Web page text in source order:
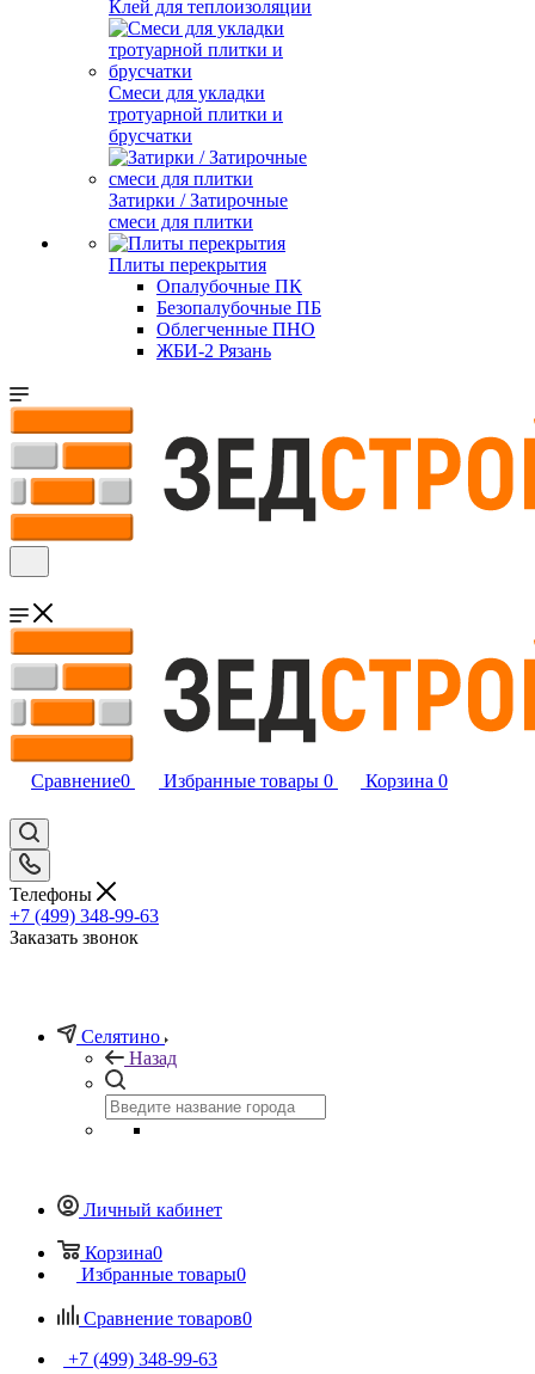
Клей для теплоизоляции
Смеси для укладки
тротуарной плитки и
брусчатки
Затирки / Затирочные
смеси для плитки
Плиты перекрытия
Опалубочные ПК
Безопалубочные ПБ
Облегченные ПНО
ЖБИ-2 Рязань
Сравнение0 Избранные товары 0 Корзина 0
Телефоны
+7 (499) 348-99-63
Заказать звонок
Селятино
Назад
Личный кабинет
Корзина0
Избранные товары0
Сравнение товаров0
+7 (499) 348-99-63